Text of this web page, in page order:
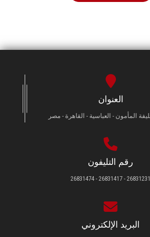
العنوان
المأمون - العباسية - القاهرة - مصر
رقم التليفون
26831231 - 26831417 - 26831474
البريد الإلكتروني